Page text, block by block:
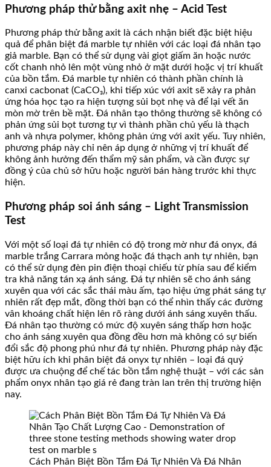
Phương pháp thử bằng axit nhẹ – Acid Test
Phương pháp thử bằng axit là cách nhận biết đặc biệt hiệu
quả để phân biệt đá marble tự nhiên với các loại đá nhân tạo
giả marble. Bạn có thể sử dụng vài giọt giấm ăn hoặc nước
cốt chanh nhỏ lên một vùng nhỏ ở mặt dưới hoặc vị trí khuất
của bồn tắm. Đá marble tự nhiên có thành phần chính là
canxi cacbonat (CaCO₃), khi tiếp xúc với axit sẽ xảy ra phản
ứng hóa học tạo ra hiện tượng sủi bọt nhẹ và để lại vết ăn
mòn mờ trên bề mặt. Đá nhân tạo thông thường sẽ không có
phản ứng sủi bọt tương tự vì thành phần chủ yếu là thạch
anh và nhựa polymer, không phản ứng với axit yếu. Tuy nhiên,
phương pháp này chỉ nên áp dụng ở những vị trí khuất để
không ảnh hưởng đến thẩm mỹ sản phẩm, và cần được sự
đồng ý của chủ sở hữu hoặc người bán hàng trước khi thực
hiện.
Phương pháp soi ánh sáng – Light Transmission
Test
Với một số loại đá tự nhiên có độ trong mờ như đá onyx, đá
marble trắng Carrara mỏng hoặc đá thạch anh tự nhiên, bạn
có thể sử dụng đèn pin điện thoại chiếu từ phía sau để kiểm
tra khả năng tán xạ ánh sáng. Đá tự nhiên sẽ cho ánh sáng
xuyên qua với các sắc thái màu ấm, tạo hiệu ứng phát sáng tự
nhiên rất đẹp mắt, đồng thời bạn có thể nhìn thấy các đường
vân khoáng chất hiện lên rõ ràng dưới ánh sáng xuyên thấu.
Đá nhân tạo thường có mức độ xuyên sáng thấp hơn hoặc
cho ánh sáng xuyên qua đồng đều hơn mà không có sự biến
đổi sắc độ phong phú như đá tự nhiên. Phương pháp này đặc
biệt hữu ích khi phân biệt đá onyx tự nhiên – loại đá quý
được ưa chuộng để chế tác bồn tắm nghệ thuật – với các sản
phẩm onyx nhân tạo giá rẻ đang tràn lan trên thị trường hiện
nay.
Cách Phân Biệt Bồn Tắm Đá Tự Nhiên Và Đá Nhân